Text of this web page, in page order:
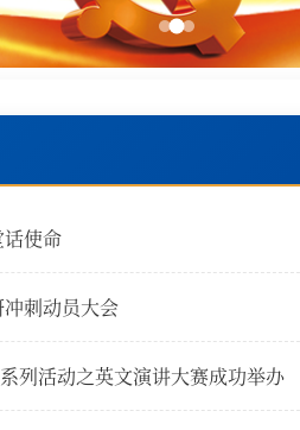
使命
刺动员大会
列活动之英文演讲大赛成功举办